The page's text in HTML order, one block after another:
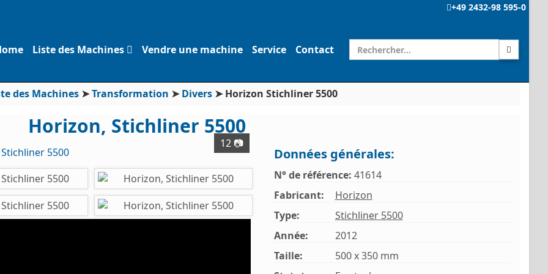
+49 2432-98 595-0
Liste des Machines Vendre une machine Service Contact
des Machines ➤Transformation ➤Divers ➤Horizon Stichliner 5500
Horizon, Stichliner 5500
12 📷
Données générales:
N° de référence: 41614
Fabricant:
Horizon
Type:
Stichliner 5500
Année:
2012
Taille:
500 x 350 mm